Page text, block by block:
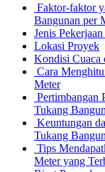
Faktor-faktor
Bangunan per
Jenis
Lokasi Proyek
Kondisi Cuaca
Cara
Meter
Pertimbangan
Tukang
Keuntungan
Tukang
Tips
Meter yang